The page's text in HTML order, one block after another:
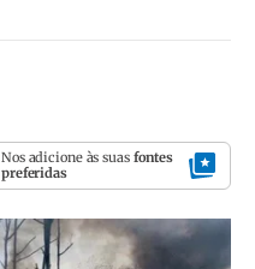
Nos adicione às suas fontes
preferidas